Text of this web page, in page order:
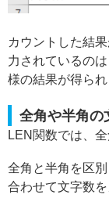
カウントした結
力されているの
様の結果が得られ
全角や半角の
LEN関数では、
全角と半角を区
合わせて文字数を